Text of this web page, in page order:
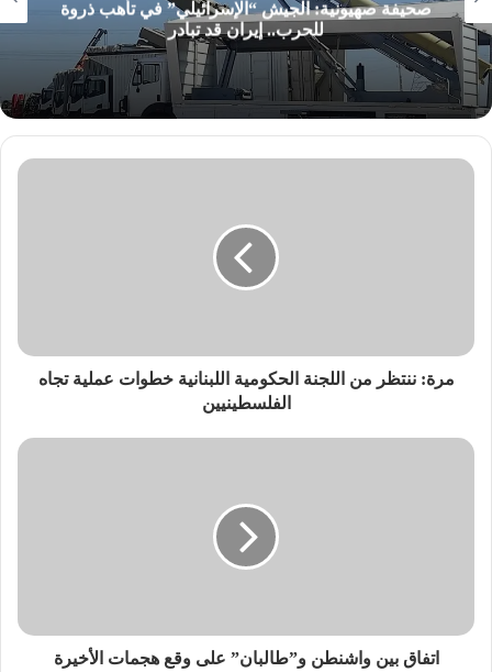
صحيفة صهيونية: الجيش “الإسرائيلي” في تأهب ذروة
للحرب.. إيران قد تبادر
مرة: ننتظر من اللجنة الحكومية اللبنانية خطوات عملية تجاه
الفلسطينيين
اتفاق بين واشنطن و”طالبان” على وقع هجمات الأخيرة